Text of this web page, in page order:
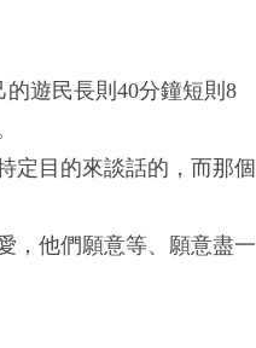
遊民長則40分鐘短則8
定目的來談話的，而那個
，他們願意等、願意盡一